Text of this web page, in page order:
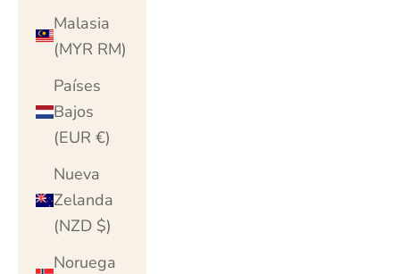
Malasia
(MYR RM)
Países
Bajos
(EUR €)
Nueva
Zelanda
(NZD $)
Noruega